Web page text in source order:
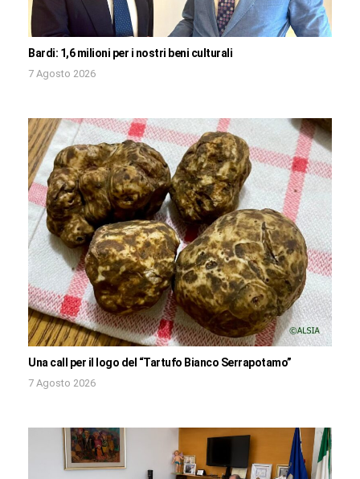
Bardi: 1,6 milioni per i nostri beni culturali
7 Agosto 2026
Una call per il logo del “Tartufo Bianco Serrapotamo”
7 Agosto 2026